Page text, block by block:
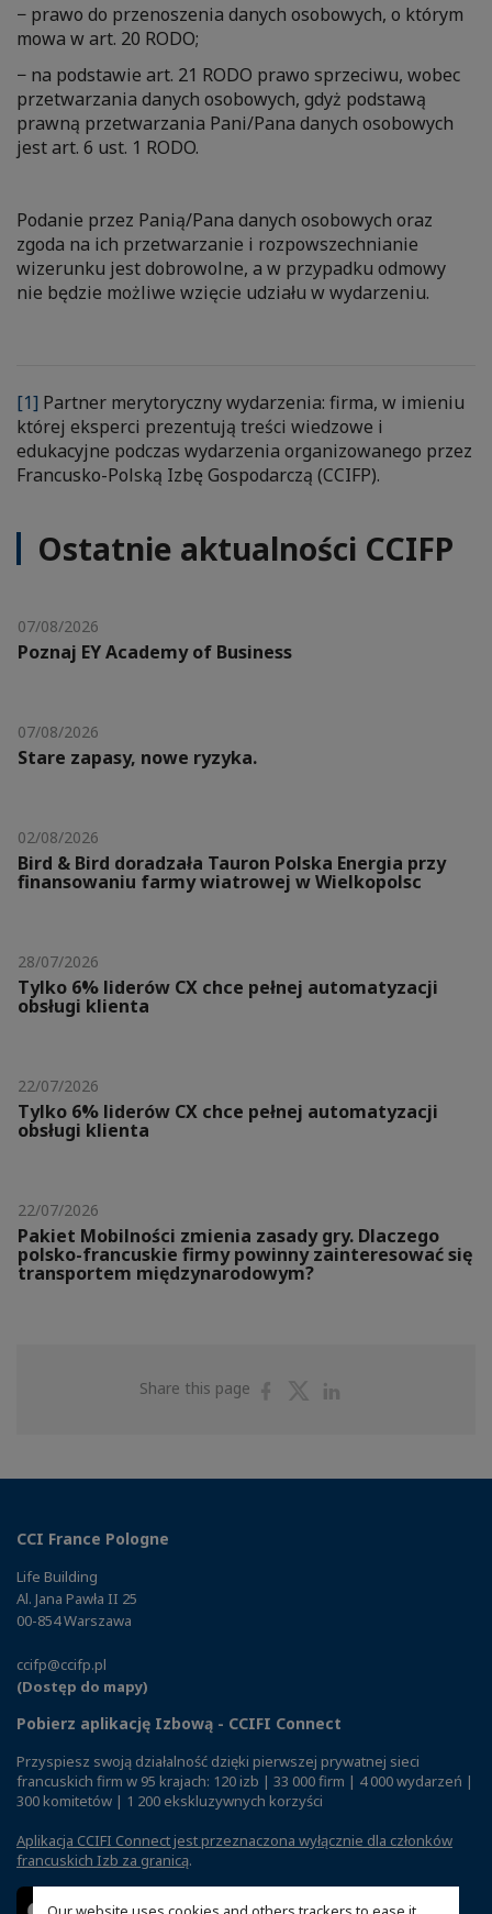
− prawo do przenoszenia danych osobowych, o którym
mowa w art. 20 RODO;
− na podstawie art. 21 RODO prawo sprzeciwu, wobec
przetwarzania danych osobowych, gdyż podstawą
prawną przetwarzania Pani/Pana danych osobowych
jest art. 6 ust. 1 RODO.
Podanie przez Panią/Pana danych osobowych oraz
zgoda na ich przetwarzanie i rozpowszechnianie
wizerunku jest dobrowolne, a w przypadku odmowy
nie będzie możliwe wzięcie udziału w wydarzeniu.
[1] Partner merytoryczny wydarzenia: firma, w imieniu
której eksperci prezentują treści wiedzowe i
edukacyjne podczas wydarzenia organizowanego przez
Francusko-Polską Izbę Gospodarczą (CCIFP).
Ostatnie aktualności CCIFP
07/08/2026
Poznaj EY Academy of Business
07/08/2026
Stare zapasy, nowe ryzyka.
02/08/2026
Bird & Bird doradzała Tauron Polska Energia przy
finansowaniu farmy wiatrowej w Wielkopolsc
28/07/2026
Tylko 6% liderów CX chce pełnej automatyzacji
obsługi klienta
22/07/2026
Tylko 6% liderów CX chce pełnej automatyzacji
obsługi klienta
22/07/2026
Pakiet Mobilności zmienia zasady gry. Dlaczego
polsko-francuskie firmy powinny zainteresować się
transportem międzynarodowym?
Share this page
ShareShare
CCI France Pologne
Life Building
Al. Jana Pawła II 25
00-854 Warszawa
ccifp@ccifp.pl
(Dostęp do mapy)
Pobierz aplikację Izbową - CCIFI Connect
Przyspiesz swoją działalność dzięki pierwszej prywatnej sieci
francuskich firm w 95 krajach: 120 izb | 33 000 firm | 4 000 wydarzeń |
300 komitetów | 1 200 ekskluzywnych korzyści
Aplikacja CCIFI Connect jest przeznaczona wyłącznie dla członków
francuskich Izb za granicą.